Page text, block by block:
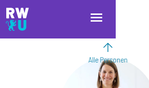
Direkt zum Inhalt
Direkt zur Hauptnavigation
Direkt zum Fußbereich
Alle Personen